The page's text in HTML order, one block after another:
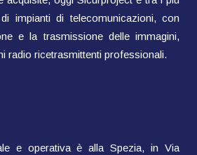
impianti di telecomunicazioni, con
e la trasmissione delle immagini,
radio ricetrasmittenti professionali.
e operativa è alla Spezia, in Via